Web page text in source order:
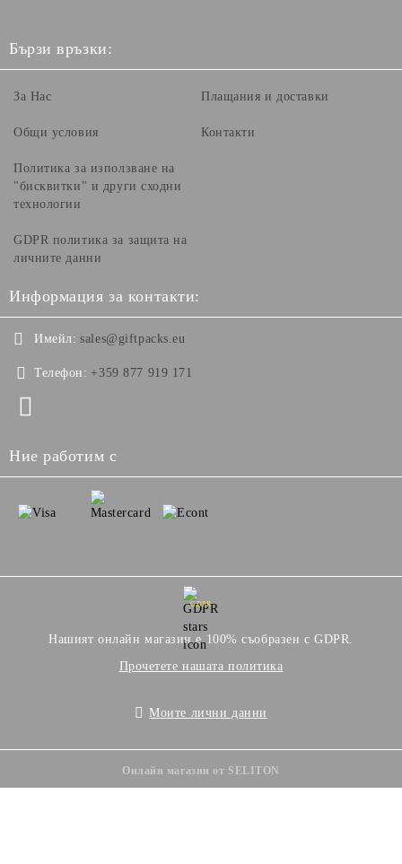
Бързи връзки:
За Нас
Общи условия
Политика за използване на
"бисквитки" и други сходни
технологии
GDPR политика за защита на
личните данни
Плащания и доставки
Контакти
Информация за контакти:
Имейл: sales@giftpacks.eu
Телефон: +359 877 919 171
Ние работим с
GDPR
Нашият онлайн магазин е 100% съобразен с GDPR.
Прочетете нашата политика
Моите лични данни
Онлайн магазин от SELITON